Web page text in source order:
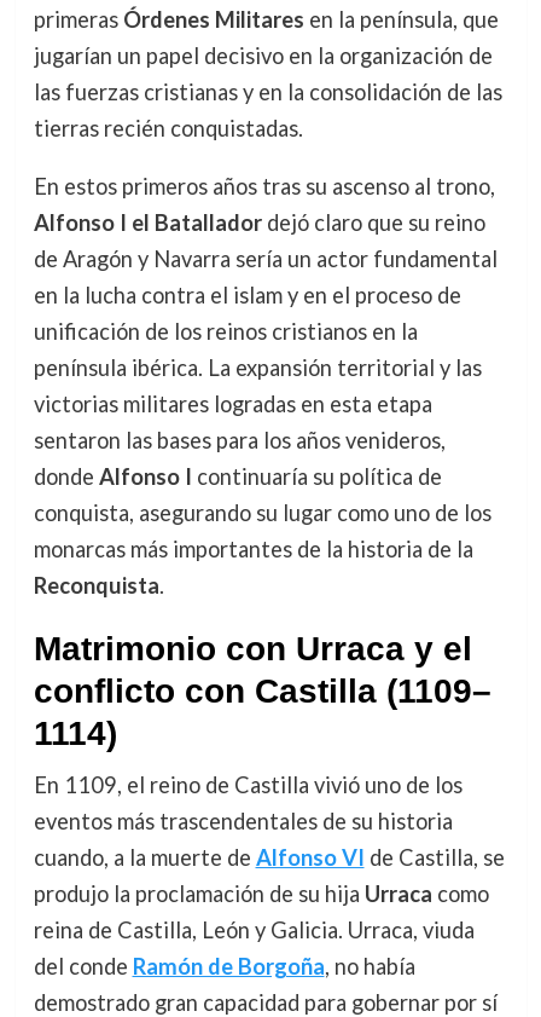
primeras Órdenes Militares en la península, que
jugarían un papel decisivo en la organización de
las fuerzas cristianas y en la consolidación de las
tierras recién conquistadas.
En estos primeros años tras su ascenso al trono,
Alfonso I el Batalladordejó claro que su reino
de Aragón y Navarra sería un actor fundamental
en la lucha contra el islam y en el proceso de
unificación de los reinos cristianos en la
península ibérica. La expansión territorial y las
victorias militares logradas en esta etapa
sentaron las bases para los años venideros,
donde Alfonso I continuaría su política de
conquista, asegurando su lugar como uno de los
monarcas más importantes de la historia de la
Reconquista.
Matrimonio con Urraca y el
conflicto con Castilla (1109–
1114)
En 1109, el reino de Castilla vivió uno de los
eventos más trascendentales de su historia
cuando, a la muerte de Alfonso VI de Castilla, se
produjo la proclamación de su hija Urraca como
reina de Castilla, León y Galicia. Urraca, viuda
del conde Ramón de Borgoña, no había
demostrado gran capacidad para gobernar por sí